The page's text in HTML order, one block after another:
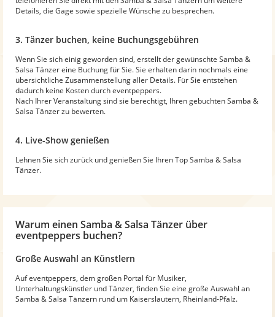
Details, die Gage sowie spezielle Wünsche zu besprechen.
3. Tänzer buchen, keine Buchungsgebühren
Wenn Sie sich einig geworden sind, erstellt der gewünschte Samba &
Salsa Tänzer eine Buchung für Sie. Sie erhalten darin nochmals eine
übersichtliche Zusammenstellung aller Details. Für Sie entstehen
dadurch keine Kosten durch eventpeppers.
Nach Ihrer Veranstaltung sind sie berechtigt, Ihren gebuchten Samba &
Salsa Tänzer zu bewerten.
4. Live-Show genießen
Lehnen Sie sich zurück und genießen Sie Ihren Top Samba & Salsa
Tänzer.
Warum einen Samba & Salsa Tänzer über
eventpeppers buchen?
Große Auswahl an Künstlern
Auf eventpeppers, dem großen Portal für Musiker,
Unterhaltungskünstler und Tänzer, finden Sie eine große Auswahl an
Samba & Salsa Tänzern rund um Kaiserslautern, Rheinland-Pfalz.